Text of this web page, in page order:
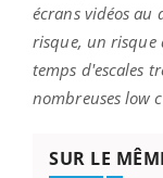
écrans vidéos au
risque, un risque
temps d'escales
nombreuses low
SUR LE